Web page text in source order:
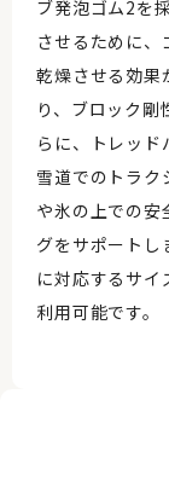
ブ発泡ゴム2を
させるために
乾燥させる効果
り、ブロック
らに、トレッド
雪道でのトラク
や氷の上での安
グをサポート
に対応するサイ
利用可能です。